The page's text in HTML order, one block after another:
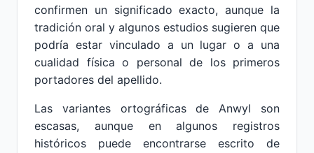
confirmen un significado exacto, aunque la
tradición oral y algunos estudios sugieren que
podría estar vinculado a un lugar o a una
cualidad física o personal de los primeros
portadores del apellido.
Las variantes ortográficas de Anwyl son
escasas, aunque en algunos registros
históricos puede encontrarse escrito de